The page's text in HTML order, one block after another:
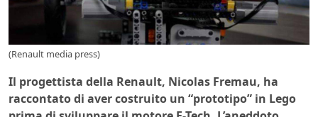
(Renault media press)
Il progettista della Renault, Nicolas Fremau, ha
raccontato di aver costruito un “prototipo” in Lego